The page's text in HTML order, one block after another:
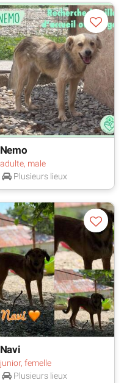
Nemo
adulte, male
Plusieurs lieux
Navi
junior, femelle
Plusieurs lieux